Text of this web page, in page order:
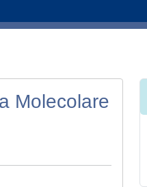
Molecolare